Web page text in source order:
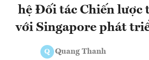
hệ Đối tác Chiến lược
với Singapore phát
Q Quang Thanh